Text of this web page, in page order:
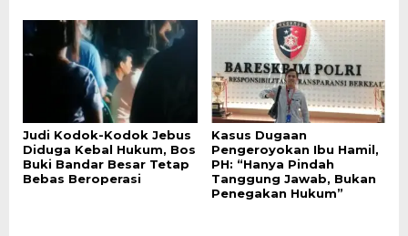
Judi Kodok-Kodok Jebus
Diduga Kebal Hukum, Bos
Buki Bandar Besar Tetap
Bebas Beroperasi
Kasus Dugaan
Pengeroyokan Ibu Hamil,
PH: “Hanya Pindah
Tanggung Jawab, Bukan
Penegakan Hukum”